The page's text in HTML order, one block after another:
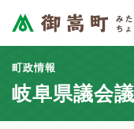
町政情報
岐阜県議会